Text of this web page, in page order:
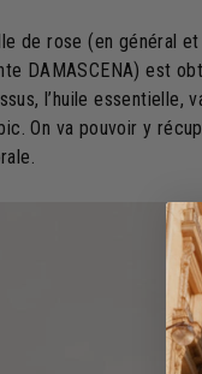
de rose (en général
DAMASCENA) est
l’huile essentielle,
On va pouvoir y